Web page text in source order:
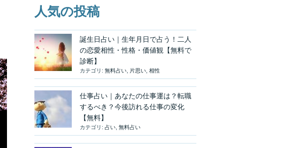
人気の投稿
誕生日占い｜生年月日で占う！二人
の恋愛相性・性格・価値観【無料で
診断】
カテゴリ: 無料占い, 片思い, 相性
仕事占い｜あなたの仕事運は？転職
するべき？今後訪れる仕事の変化
【無料】
カテゴリ: 占い, 無料占い